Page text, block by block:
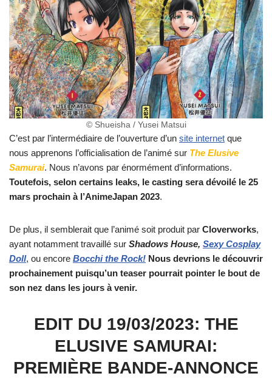
© Shueisha / Yusei Matsui
C’est par l’intermédiaire de l’ouverture d’un site internet que
nous apprenons l’officialisation de l’animé sur The Elusive
Samurai. Nous n’avons par énormément d’informations.
Toutefois, selon certains leaks, le casting sera dévoilé le 25
mars prochain à l’AnimeJapan 2023.
De plus, il semblerait que l’animé soit produit par Cloverworks,
ayant notamment travaillé sur Shadows House, Sexy Cosplay
Doll, ou encore Bocchi the Rock! Nous devrions le découvrir
prochainement puisqu’un teaser pourrait pointer le bout de
son nez dans les jours à venir.
EDIT DU 19/03/2023: THE
ELUSIVE SAMURAI:
PREMIÈRE BANDE-ANNONCE